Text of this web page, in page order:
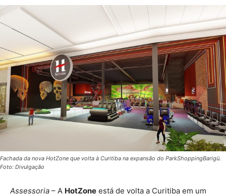
Fachada da nova HotZone que volta à Curitiba na expansão do ParkShoppingBarigü.
Foto: Divulgação
Assessoria – A HotZone está de volta a Curitiba em um